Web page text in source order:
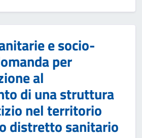
e socio-
per
al
di una struttura
nel territorio
distretto sanitario